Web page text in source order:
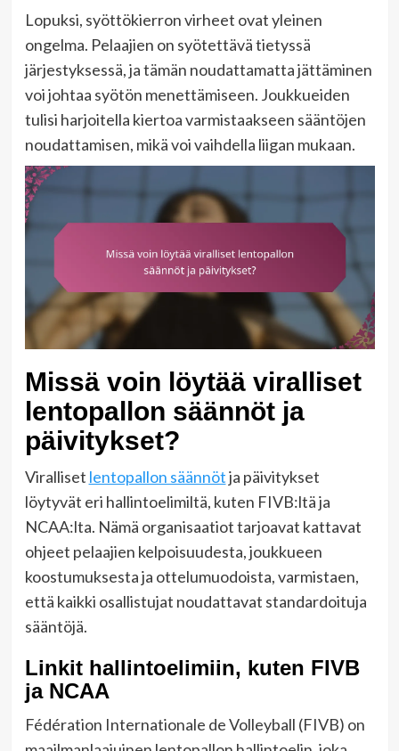
Lopuksi, syöttökierron virheet ovat yleinen
ongelma. Pelaajien on syötettävä tietyssä
järjestyksessä, ja tämän noudattamatta jättäminen
voi johtaa syötön menettämiseen. Joukkueiden
tulisi harjoitella kiertoa varmistaakseen sääntöjen
noudattamisen, mikä voi vaihdella liigan mukaan.
Missä voin löytää viralliset
lentopallon säännöt ja
päivitykset?
Viralliset lentopallon säännötja päivitykset
löytyvät eri hallintoelimiltä, kuten FIVB:ltä ja
NCAA:lta. Nämä organisaatiot tarjoavat kattavat
ohjeet pelaajien kelpoisuudesta, joukkueen
koostumuksesta ja ottelumuodoista, varmistaen,
että kaikki osallistujat noudattavat standardoituja
sääntöjä.
Linkit hallintoelimiin, kuten FIVB
ja NCAA
Fédération Internationale de Volleyball (FIVB) on